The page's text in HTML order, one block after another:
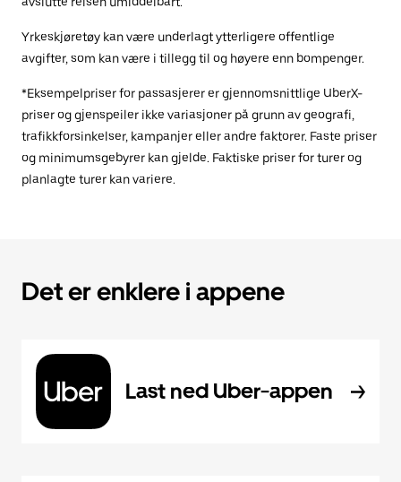
Yrkeskjøretøy kan være underlagt ytterligere offentlige
avgifter, som kan være i tillegg til og høyere enn bompenger.
*Eksempelpriser for passasjerer er gjennomsnittlige UberX-
priser og gjenspeiler ikke variasjoner på grunn av geografi,
trafikkforsinkelser, kampanjer eller andre faktorer. Faste priser
og minimumsgebyrer kan gjelde. Faktiske priser for turer og
planlagte turer kan variere.
Det er enklere i appene
Last ned Uber-appen